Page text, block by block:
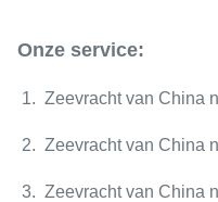
Onze service:
1. Zeevracht van China
2. Zeevracht van China
3. Zeevracht van China